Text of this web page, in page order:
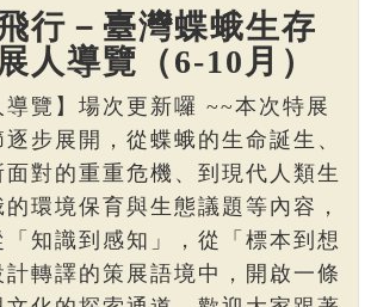
行－臺灣蝶蛾生存
人導覽（6-10月）
覽】場次更新囉 ~~本次特展
逐步展開，從蝶蛾的生命誕生、
對的重重危機、到現代人類生
環境保育與生態議題等內容，
「知識到感知」，從「標本到想
轉譯的策展語境中，開啟一條